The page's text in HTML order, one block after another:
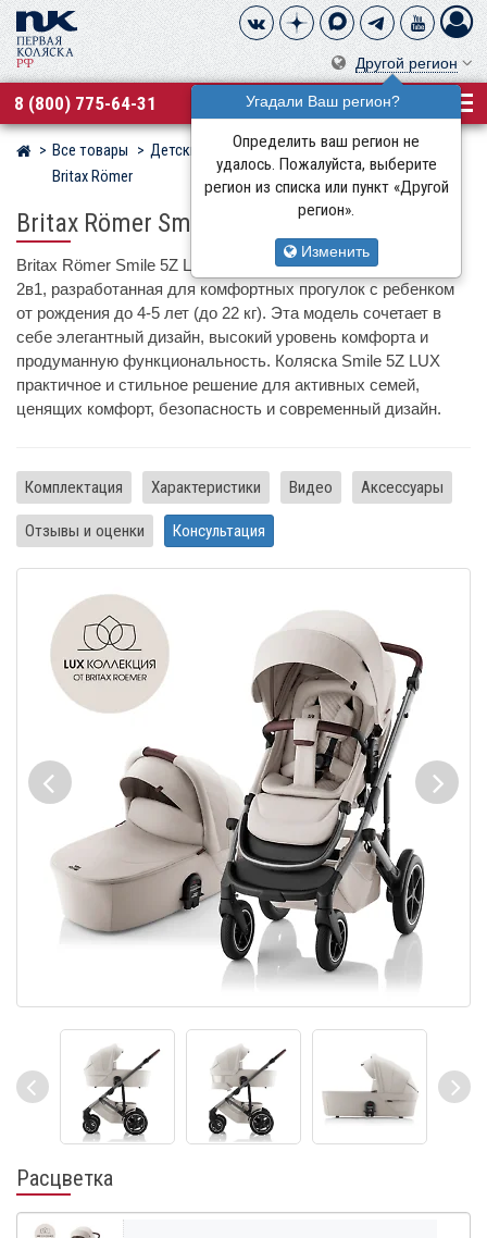
Другой регион
Угадали Ваш регион?
Определить ваш регион не
удалось. Пожалуйста, выберите
регион из списка или пункт «Другой
регион».
Изменить
8 (800) 775-64-31
Магазин детских колясок
Все товары Детские коляски
Детские коляски 2 в 1
Britax Römer
Britax Römer Smile 5Z LUX
Britax Römer Smile 5Z LUX – это универсальная коляска
2в1, разработанная для комфортных прогулок с ребенком
от рождения до 4-5 лет (до 22 кг). Эта модель сочетает в
себе элегантный дизайн, высокий уровень комфорта и
продуманную функциональность. Коляска Smile 5Z LUX
практичное и стильное решение для активных семей,
ценящих комфорт, безопасность и современный дизайн.
Комплектация Характеристики Видео Аксессуары
Отзывы и оценки Консультация
Расцветка